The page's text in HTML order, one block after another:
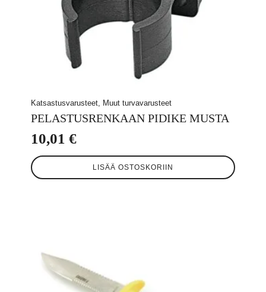
Katsastusvarusteet, Muut turvavarusteet
PELASTUSRENKAAN PIDIKE MUSTA
10,01 €
LISÄÄ OSTOSKORIIN